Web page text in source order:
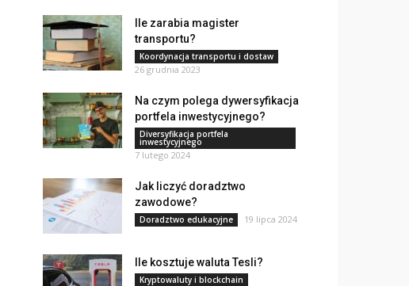
Ile zarabia magister
transportu?
Koordynacja transportu i dostaw
26 grudnia 2023
Na czym polega dywersyfikacja
portfela inwestycyjnego?
Diversyfikacja portfela
inwestycyjnego
7 lutego 2024
Jak liczyć doradztwo
zawodowe?
Doradztwo edukacyjne 19 lipca 2024
Ile kosztuje waluta Tesli?
Kryptowaluty i blockchain